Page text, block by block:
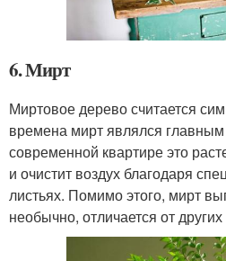
6. Мирт
Миртовое дерево считается
времена мирт являлся
современной квартире это
и очистит воздух благодаря
листьях. Помимо этого, мирт
необычно, отличается от